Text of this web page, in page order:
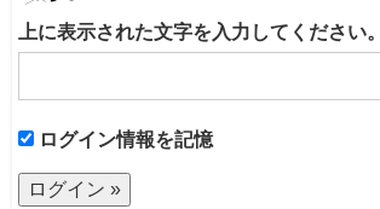
上に表示された文字を入力してください。
ログイン情報を記憶